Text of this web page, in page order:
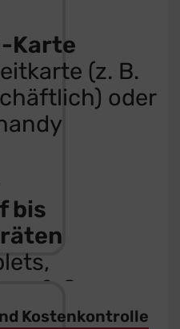
Karte
(z. B.
oder
bis
& Co
Kostenkontrolle